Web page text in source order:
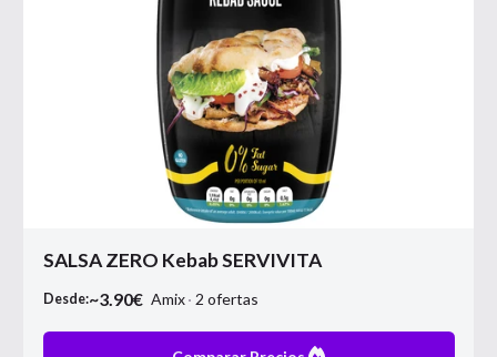
SALSA ZERO Kebab SERVIVITA
Desde:~3.90€ Amix 2 ofertas